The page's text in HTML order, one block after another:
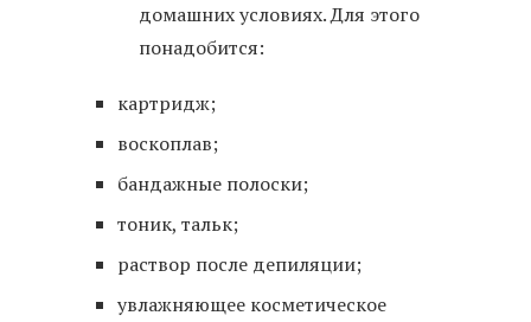
домашних условиях. Для этого
понадобится:
картридж;
воскоплав;
бандажные полоски;
тоник, тальк;
раствор после депиляции;
увлажняющее косметическое